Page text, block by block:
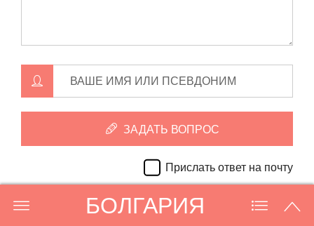
БОЛГАРИЯ
ВАШЕ ИМЯ ИЛИ ПСЕВДОНИМ
ЗАДАТЬ ВОПРОС
Прислать ответ на почту